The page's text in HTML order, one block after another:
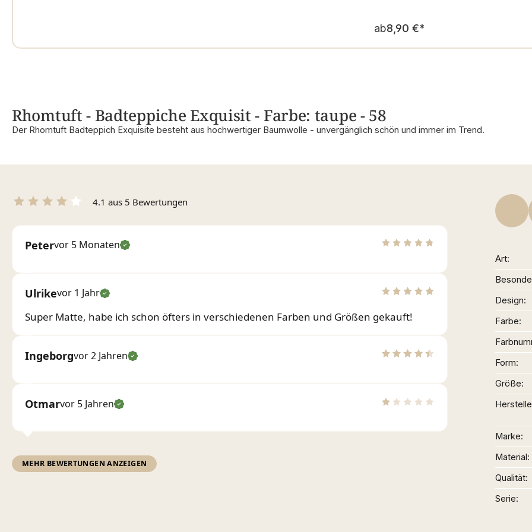
Regulärer Preis:
ab8,90 €*
Rhomtuft - Badteppiche Exquisit - Farbe: taupe - 58
Der Rhomtuft Badteppich Exquisite besteht aus hochwertiger Baumwolle - unvergänglich schön und immer im Trend.
4.1 aus 5 Bewertungen
Petervor 5 Monaten
Ulrikevor 1 Jahr
Super Matte, habe ich schon öfters in verschiedenen Farben und Größen gekauft!
Ingeborgvor 2 Jahren
Otmarvor 5 Jahren
MEHR BEWERTUNGEN ANZEIGEN
Art
Design
Farbe
Form
Größe
Marke
Material
Qualität
Serie